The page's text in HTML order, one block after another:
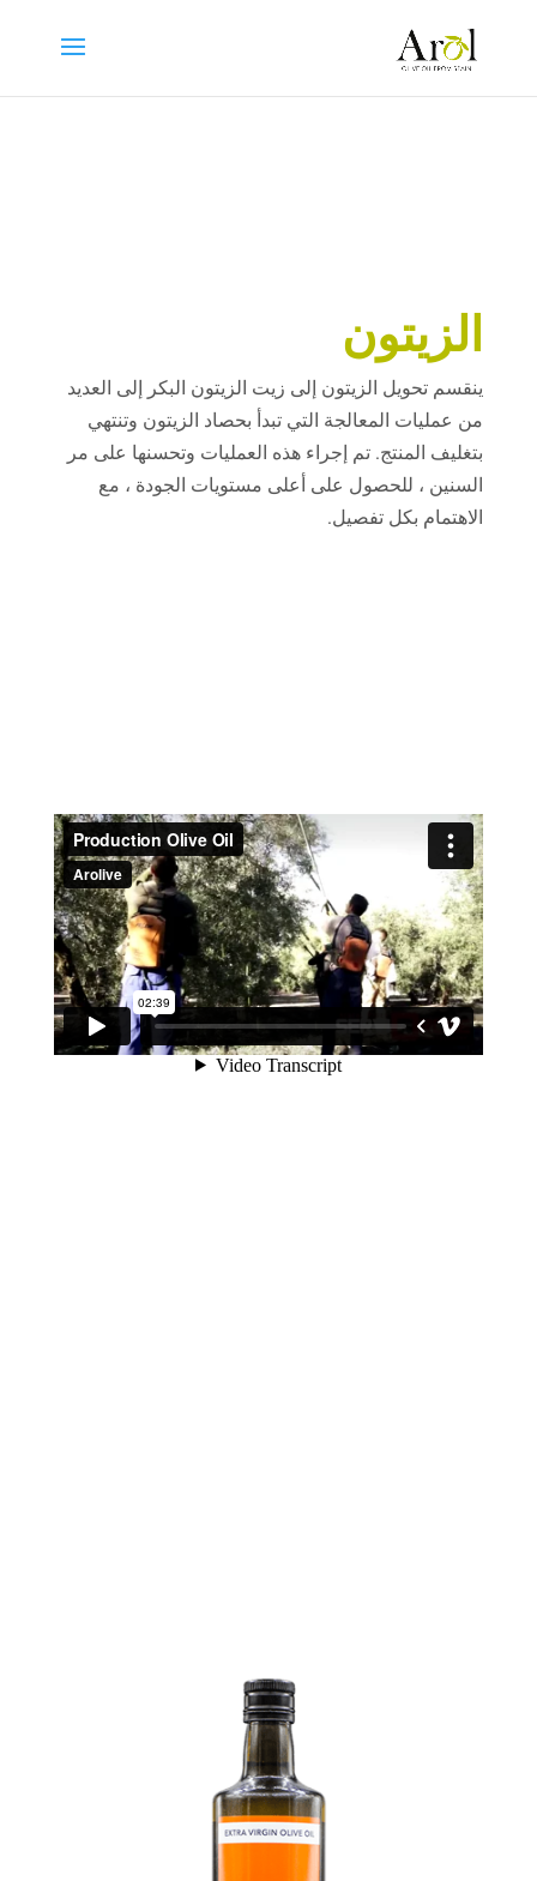
الزيتون
ينقسم تحويل الزيتون إلى زيت الزيتون البكر إلى العديد
من عمليات المعالجة التي تبدأ بحصاد الزيتون وتنتهي
بتغليف المنتج. تم إجراء هذه العمليات وتحسنها على مر
السنين ، للحصول على أعلى مستويات الجودة ، مع
الاهتمام بكل تفصيل.